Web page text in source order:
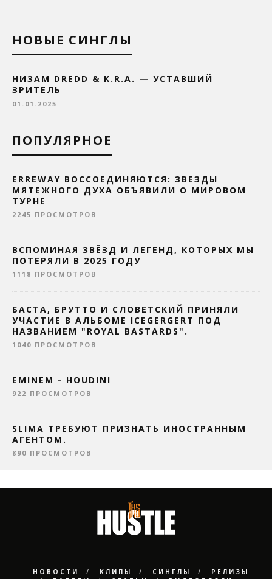
НОВЫЕ СИНГЛЫ
НИЗАМ DREDD & K.R.A. — УСТАВШИЙ
ЗРИТЕЛЬ
01.01.2025
ПОПУЛЯРНОЕ
ERREWAY ВОССОЕДИНЯЮТСЯ: ЗВЕЗДЫ
МЯТЕЖНОГО ДУХА ОБЪЯВИЛИ О МИРОВОМ
ТУРНЕ
2245 ПРОСМОТРОВ
ВСПОМИНАЯ ЗВЁЗД И ЛЕГЕНД, КОТОРЫХ МЫ
ПОТЕРЯЛИ В 2025 ГОДУ
1118 ПРОСМОТРОВ
БАСТА, БРУТТО И СЛОВЕТСКИЙ ПРИНЯЛИ
УЧАСТИЕ В АЛЬБОМЕ ICEGERGERT ПОД
НАЗВАНИЕМ "ROYAL BASTARDS".
1040 ПРОСМОТРОВ
EMINEM - HOUDINI
922 ПРОСМОТРОВ
SLIMA ТРЕБУЮТ ПРИЗНАТЬ ИНОСТРАННЫМ
АГЕНТОМ.
890 ПРОСМОТРОВ
НОВОСТИ КЛИПЫ СИНГЛЫ
РЕЛИЗЫ